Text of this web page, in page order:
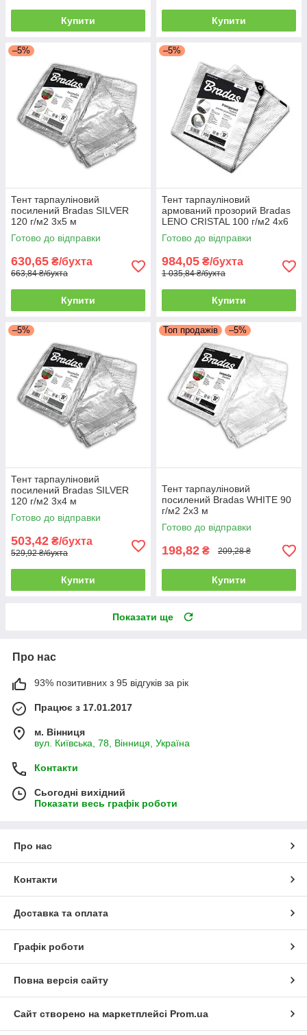
Купити Купити
–5%
Тент тарпауліновий
посилений Bradas SILVER
120 г/м2 3x5 м
Готово до відправки
630,65 ₴/бухта
663,84 ₴/бухта
Купити
–5%
Тент тарпауліновий
армований прозорий Bradas
LENO CRISTAL 100 г/м2 4x6
м
Готово до відправки
984,05 ₴/бухта
1 035,84 ₴/бухта
Купити
–5%
Тент тарпауліновий
посилений Bradas SILVER
120 г/м2 3x4 м
Готово до відправки
503,42 ₴/бухта
529,92 ₴/бухта
Купити
Топ продажів –5%
Тент тарпауліновий
посилений Bradas WHITE 90
г/м2 2х3 м
Готово до відправки
198,82 ₴ 209,28 ₴
Купити
Показати ще
Про нас
93% позитивних з 95 відгуків за рік
Працює з 17.01.2017
м. Вінниця
вул. Київська, 78, Вінниця, Україна
Контакти
Сьогодні вихідний
Показати весь графік роботи
Про нас
Контакти
Доставка та оплата
Графік роботи
Повна версія сайту
Сайт створено на маркетплейсі Prom.ua